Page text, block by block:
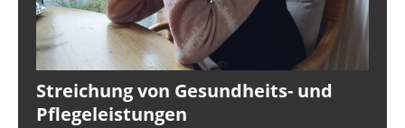
Streichung von Gesundheits- und
Pflegeleistungen